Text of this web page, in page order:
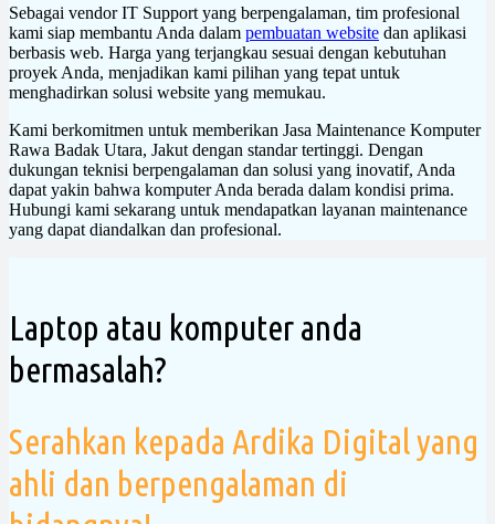
Sebagai vendor IT Support yang berpengalaman, tim profesional
kami siap membantu Anda dalam pembuatan website dan aplikasi
berbasis web. Harga yang terjangkau sesuai dengan kebutuhan
proyek Anda, menjadikan kami pilihan yang tepat untuk
menghadirkan solusi website yang memukau.
Kami berkomitmen untuk memberikan Jasa Maintenance Komputer
Rawa Badak Utara, Jakut dengan standar tertinggi. Dengan
dukungan teknisi berpengalaman dan solusi yang inovatif, Anda
dapat yakin bahwa komputer Anda berada dalam kondisi prima.
Hubungi kami sekarang untuk mendapatkan layanan maintenance
yang dapat diandalkan dan profesional.
Laptop atau komputer anda
bermasalah?
Serahkan kepada Ardika Digital yang
ahli dan berpengalaman di